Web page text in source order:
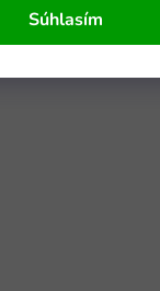
Súhlasím